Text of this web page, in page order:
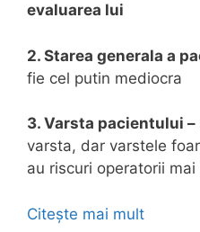
evaluarea lui
2. Starea generala a
fie cel putin mediocra
3. Varsta pacientului –
varsta, dar varstele
au riscuri operatorii mai
Citește mai mult